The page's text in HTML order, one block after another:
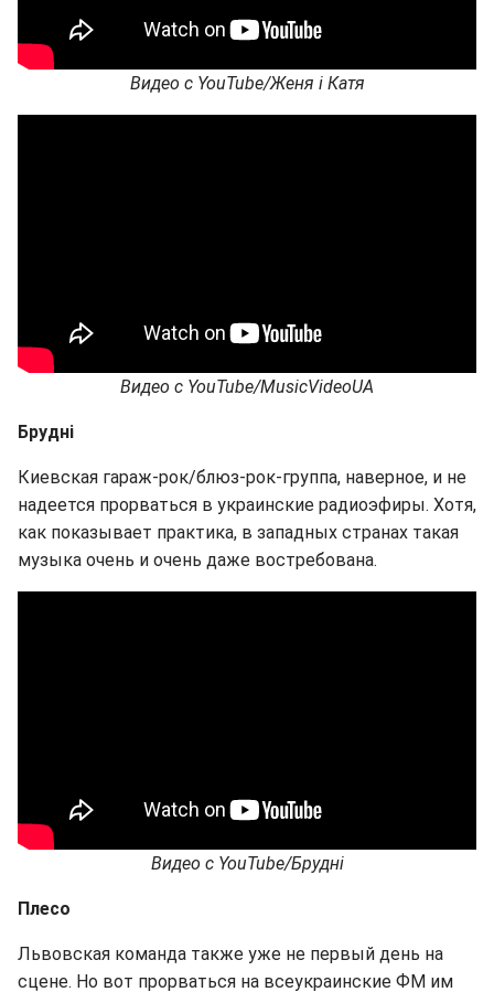
Видео с YouTube/Женя і Катя
Видео с YouTube/MusicVideoUA
Брудні
Киевская гараж-рок/блюз-рок-группа, наверное, и не
надеется прорваться в украинские радиоэфиры. Хотя,
как показывает практика, в западных странах такая
музыка очень и очень даже востребована.
Видео с YouTube/Брудні
Плесо
Львовская команда также уже не первый день на
сцене. Но вот прорваться на всеукраинские ФМ им